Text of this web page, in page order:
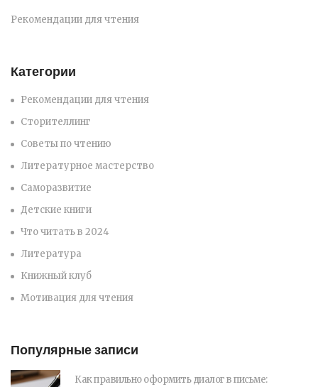
Рекомендации для чтения
Категории
Рекомендации для чтения
Сторителлинг
Советы по чтению
Литературное мастерство
Саморазвитие
Детские книги
Что читать в 2024
Литература
Книжный клуб
Мотивация для чтения
Популярные записи
Как правильно оформить диалог в письме: